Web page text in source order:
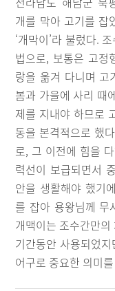
개를 막아 고기를 잡
‘개막이’라 불렀다.
법으로, 보통은 고정
랑을 옮겨 다니며 고
봄과 가을에 사리 때
제를 지내야 하므로
동을 본격적으로 했
로, 그 이전에 힘을
력선이 보급되면서
안을 생활해야 했기
를 잡아 용왕님께 무
개맥이는 조수간만
기간동안 사용되었
어구로 중요한 의미